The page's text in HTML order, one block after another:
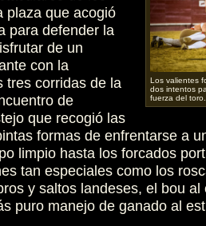
Los valientes
dos intentos
fuerza del toro.
plaza que acogió
para defender la
de un
con la
tres corridas de la
de
que recogió las
formas de enfrentarse a
limpio hasta los forcados
tan especiales como los
y saltos landeses, el bou al
puro manejo de ganado al